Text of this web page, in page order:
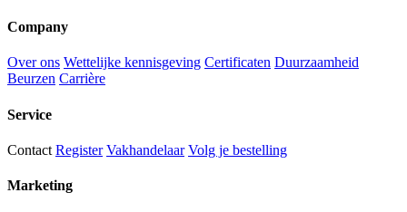
Company
Over ons Wettelijke kennisgeving Certificaten Duurzaamheid
Beurzen Carrière
Service
Contact Register Vakhandelaar Volg je bestelling
Marketing